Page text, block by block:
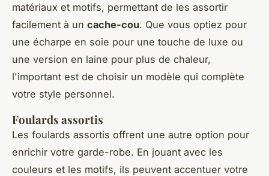
matériaux et motifs, permettant de les assortir
facilement à un cache-cou. Que vous optiez pour
une écharpe en soie pour une touche de luxe ou
une version en laine pour plus de chaleur,
l'important est de choisir un modèle qui complète
votre style personnel.
Foulards assortis
Les foulards assortis offrent une autre option pour
enrichir votre garde-robe. En jouant avec les
couleurs et les motifs, ils peuvent accentuer votre